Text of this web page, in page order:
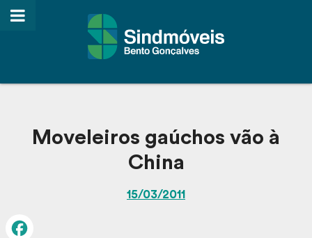
Moveleiros gaúchos vão à
China
15/03/2011